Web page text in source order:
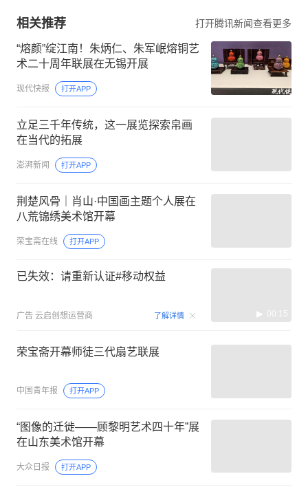
相关推荐 打开腾讯新闻查看更多
“熔颜”绽江南！朱炳仁、朱军岷熔铜艺
术二十周年联展在无锡开展
现代快报 打开APP
立足三千年传统，这一展览探索帛画
在当代的拓展
澎湃新闻 打开APP
荆楚风骨｜肖山·中国画主题个人展在
八荒锦绣美术馆开幕
荣宝斋在线 打开APP
已失效：请重新认证#移动权益
广告 云启创想运营商 了解详情 00:15
荣宝斋开幕师徒三代扇艺联展
中国青年报 打开APP
“图像的迁徙——顾黎明艺术四十年”展
在山东美术馆开幕
大众日报 打开APP